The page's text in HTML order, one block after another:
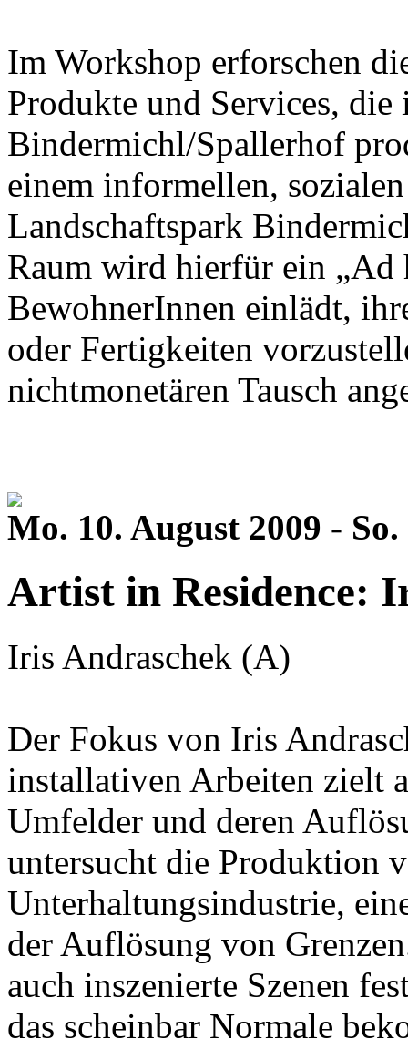
Im Workshop erforschen
Produkte und Services, die
Bindermichl/Spallerhof
einem informellen,
Landschaftspark
Raum wird hierfür ein „Ad
BewohnerInnen einlädt,
oder Fertigkeiten
nichtmonetären Tausch
Mo. 10. August 2009 -
Artist in Residence:
Iris Andraschek (A)
Der Fokus von Iris
installativen Arbeiten zielt
Umfelder und deren
untersucht die Produktion
Unterhaltungsindustrie,
der Auflösung von
auch inszenierte Szenen
das scheinbar Normale